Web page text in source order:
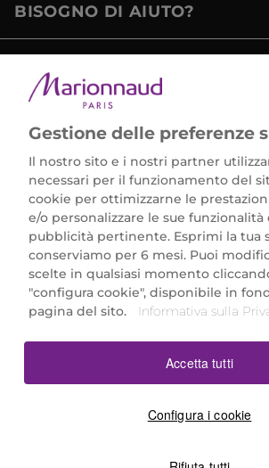
BISOGNO DI AIUTO?
Marionnaud Parfumeries Italia S.r.l.
Largo Fiera Milano 5, 20017 Rho (MI)
REA Milano 1650024 con P.IVA
SCARICA LA NOSTRA APP
Gestione delle preferenze
Il nostro sito e i nostri partner
necessari per il funzionamento del
cookie per ottimizzarne le
e/o personalizzare le sue
pubblicità pertinente. Esprimi la tua
conserviamo per 6 mesi. Puoi
scelte in qualsiasi momento
"configura cookie", disponibile in
pagina del sito.
Informativa sulla
Configura i cookie
Accetta tutti